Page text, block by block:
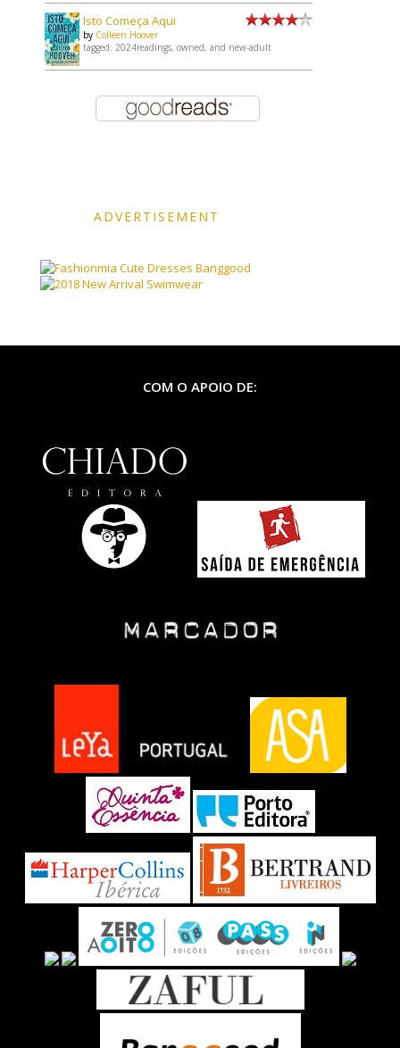
Isto Começa Aqui
by Colleen Hoover
tagged: 2024readings, owned, and new-adult
ADVERTISEMENT
Banggood
COM O APOIO DE: